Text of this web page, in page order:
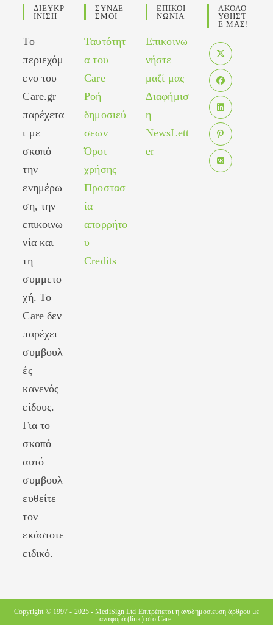
ΔΙΕΥΚΡ
ΙΝΙΣΗ
Το
περιεχόμ
ενο του
Care.gr
παρέχετα
ι με
σκοπό
την
ενημέρω
ση, την
επικοινω
νία και
τη
συμμετο
χή. Το
Care δεν
παρέχει
συμβουλ
ές
κανενός
είδους.
Για το
σκοπό
αυτό
συμβουλ
ευθείτε
τον
εκάστοτε
ειδικό.
ΣΥΝΔΕ
ΣΜΟΙ
Ταυτότητ
α του
Care
Ροή
δημοσιεύ
σεων
Όροι
χρήσης
Προστασ
ία
απορρήτο
υ
Credits
ΕΠΙΚΟΙ
ΝΩΝΙΑ
Επικοινω
νήστε
μαζί μας
Διαφήμισ
η
NewsLett
er
ΑΚΟΛΟ
ΥΘΗΣΤ
Ε ΜΑΣ!
Opens
in
a
new
tab
Opens
in
a
new
tab
Opens
in
a
new
Opens
in
Copyright © 1997 - 2025 -MediSign Ltd Επιτρέπεται η αναδημοσίευση άρθρου με
αναφορά (link) στο Care.